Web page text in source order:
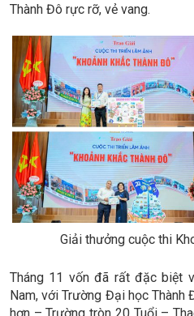
Thành Đô rực rỡ, vẻ vang.
Giải thưởng cuộc thi
Tháng 11 vốn đã rất đặc biệt
Nam, với Trường Đại học Thành
hơn – Trường tròn 20 Tuổi –